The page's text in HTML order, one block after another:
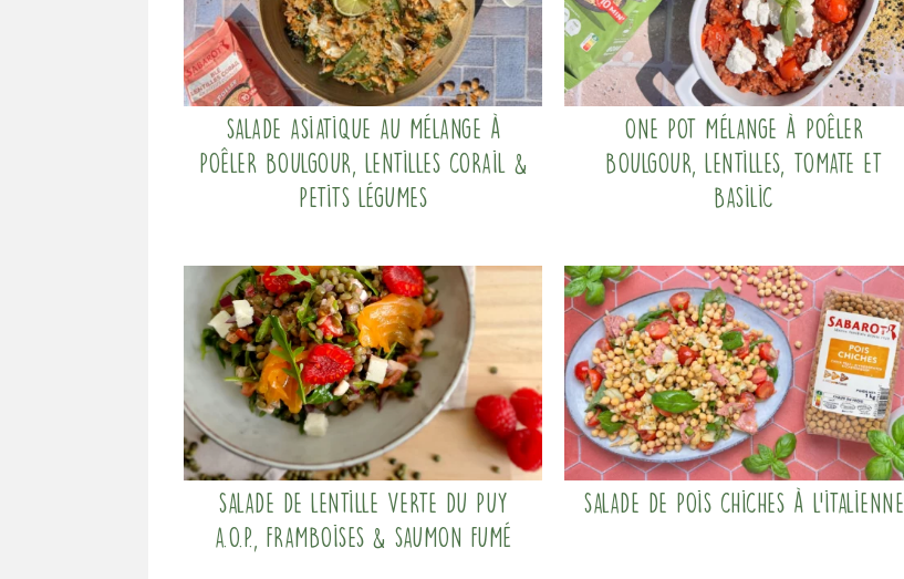
Salade asiatique au mélange à
poêler Boulgour, Lentilles corail &
Petits légumes
One pot mélange à poêler
boulgour, lentilles, tomate et
basilic
Salade de lentille verte du Puy
a.O.P., framboises & saumon fumé
Salade de pois chiches à l’italienne